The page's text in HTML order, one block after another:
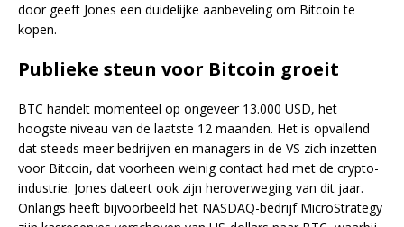
door geeft Jones een duidelijke aanbeveling om Bitcoin te
kopen.
Publieke steun voor Bitcoin groeit
BTC handelt momenteel op ongeveer 13.000 USD, het
hoogste niveau van de laatste 12 maanden. Het is opvallend
dat steeds meer bedrijven en managers in de VS zich inzetten
voor Bitcoin, dat voorheen weinig contact had met de crypto-
industrie. Jones dateert ook zijn heroverweging van dit jaar.
Onlangs heeft bijvoorbeeld het NASDAQ-bedrijf MicroStrategy